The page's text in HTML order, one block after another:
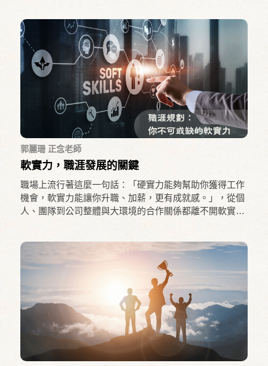
且可以帶回家應用的洞察與實作...
郭麗珊 正念老師
軟實力，職涯發展的關鍵
職場上流行著這麼一句話：「硬實力能夠幫助你獲得工作
機會，軟實力能讓你升職、加薪，更有成就感。」，從個
人、團隊到公司整體與大環境的合作關係都離不開軟實力
休息，硬著頭皮溝通未必會有好效果。舉例來說，工作很
累手上又正有事情在忙時，同事找你說話，可能回答的是
不耐煩語氣或表情，縱使無心，也很容易破壞關係。練習
正念可以多一份覺察與照顧自己